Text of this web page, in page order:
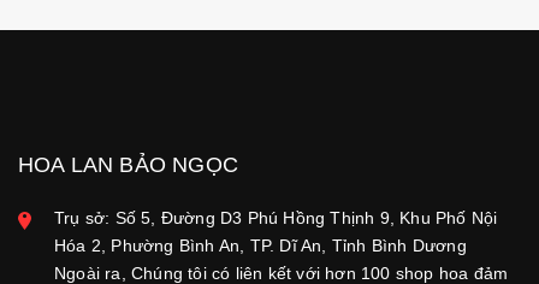
HOA LAN BẢO NGỌC
Trụ sở: Số 5, Đường D3 Phú Hồng Thịnh 9, Khu Phố Nội
Hóa 2, Phường Bình An, TP. Dĩ An, Tỉnh Bình Dương
Ngoài ra, Chúng tôi có liên kết với hơn 100 shop hoa đảm